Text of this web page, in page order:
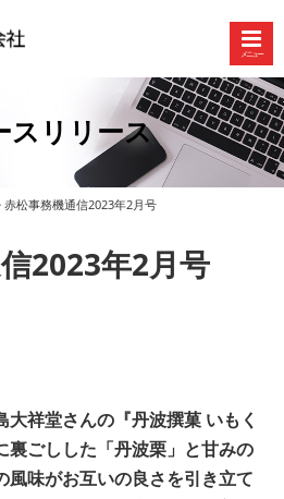
メニュー
スリリース
赤松事務機通信2023年2月号
2023年2月号
祥堂さんの『丹波撰菓 いもく
裏ごしした「丹波栗」と甘みの
風味がお互いの良さを引き立て